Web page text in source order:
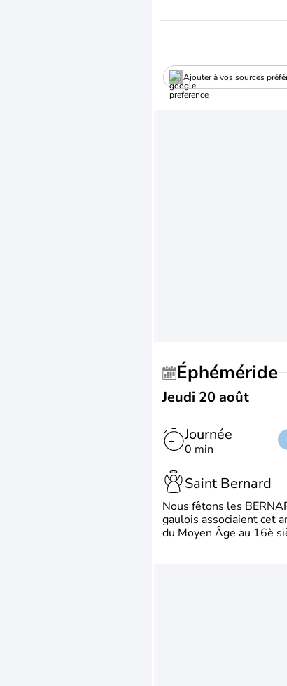
Ajouter à vos sources
Éphéméride
Jeudi 20 août
Journée
0 min
Saint Bernard
Nous fêtons les
gaulois associaient cet
du Moyen Âge au 16è